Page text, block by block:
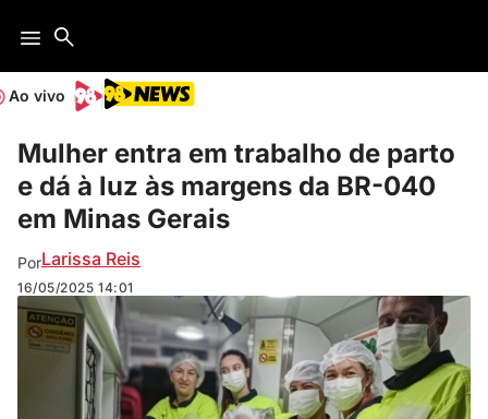
Ao vivo
Mulher entra em trabalho de parto
e dá à luz às margens da BR-040
em Minas Gerais
PorLarissa Reis
16/05/2025 14:01